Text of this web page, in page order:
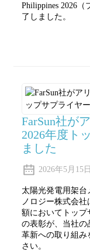
Philippines 2026
了しました。
FarSun社が
2026年度ト
ました
2026年5月15日
太陽光発電用架台
ノロジー株式会社
額においてトップ
の表彰が、当社の
革新への取り組み
さい。